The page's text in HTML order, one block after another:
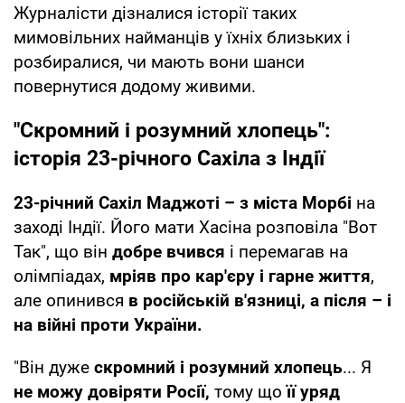
Журналісти дізналися історії таких
мимовільних найманців у їхніх близьких і
розбиралися, чи мають вони шанси
повернутися додому живими.
"Скромний і розумний хлопець":
історія 23-річного Сахіла з Індії
23-річний Сахіл Маджоті – з міста Морбі на
заході Індії. Його мати Хасіна розповіла "Вот
Так", що він добре вчився і перемагав на
олімпіадах, мріяв про кар'єру і гарне життя,
але опинився в російській в'язниці, а після – і
на війні проти України.
"Він дуже скромний і розумний хлопець... Я
не можу довіряти Росії, тому що її уряд